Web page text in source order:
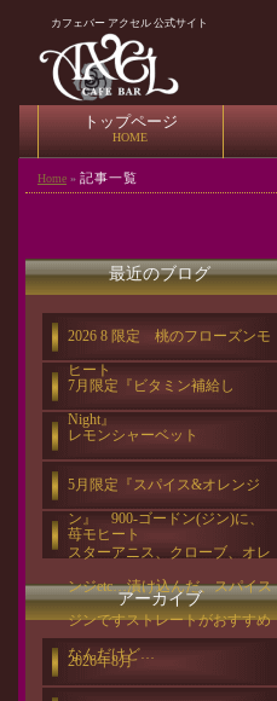
カフェバー アクセル 公式サイト
トップページ
HOME
Home » 記事一覧
最近のブログ
2026 8 限定 桃のフローズンモ
ヒート
7月限定『ビタミン補給し
Night』
レモンシャーベット
5月限定『スパイス&オレンジ
ン』 900-ゴードン(ジン)に、
スターアニス、クローブ、オレ
ンジetc…漬け込んだ、スパイス
ジンですストレートがおすすめ
なんだけど…
苺モヒート
アーカイブ
2026年8月